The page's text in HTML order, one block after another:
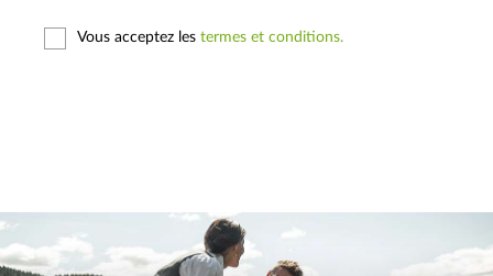
Vous acceptez les termes et conditions.